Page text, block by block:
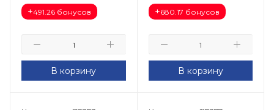
+491.26 бонусов
В корзину
+680.17 бонусов
В корзину